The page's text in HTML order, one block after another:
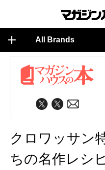
All Brands
クロワッサン
ちの名作レシピ